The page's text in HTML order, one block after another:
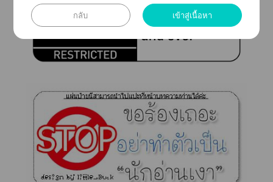
กลับ เข้าสู่เนื้อหา